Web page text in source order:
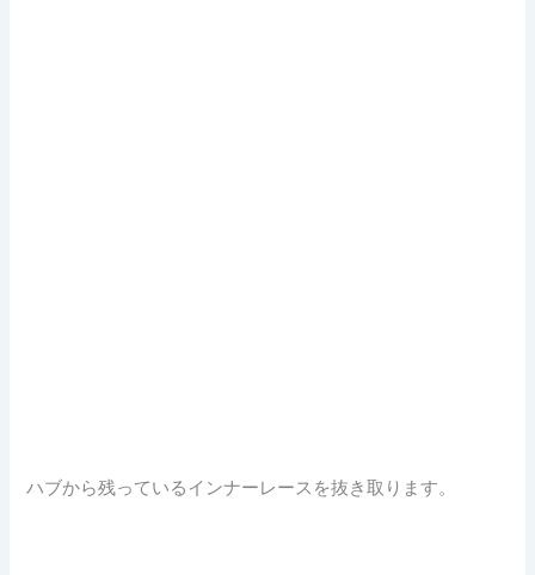
ハブから残っているインナーレースを抜き取ります。